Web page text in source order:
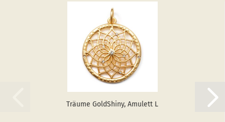
Träu­me GoldS­hiny, Amu­lett L